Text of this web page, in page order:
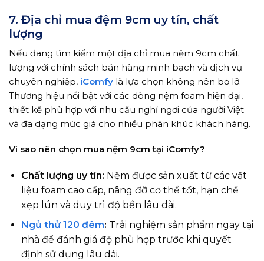
7. Địa chỉ mua đệm 9cm uy tín, chất
lượng
Nếu đang tìm kiếm một địa chỉ mua nệm 9cm chất
lượng với chính sách bán hàng minh bạch và dịch vụ
chuyên nghiệp, iComfy là lựa chọn không nên bỏ lỡ.
Thương hiệu nổi bật với các dòng nệm foam hiện đại,
thiết kế phù hợp với nhu cầu nghỉ ngơi của người Việt
và đa dạng mức giá cho nhiều phân khúc khách hàng.
Vì sao nên chọn mua nệm 9cm tại iComfy?
Chất lượng uy tín: Nệm được sản xuất từ các vật
liệu foam cao cấp, nâng đỡ cơ thể tốt, hạn chế
xẹp lún và duy trì độ bền lâu dài.
Ngủ thử 120 đêm: Trải nghiệm sản phẩm ngay tại
nhà để đánh giá độ phù hợp trước khi quyết
định sử dụng lâu dài.